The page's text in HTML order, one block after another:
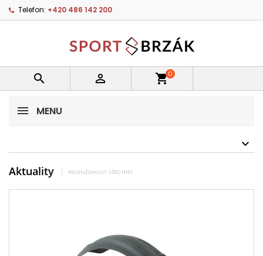
Telefon: +420 486 142 200
  shopping_cart0
MENU
Aktuality PROHLÉDNOUT VŠECHNY